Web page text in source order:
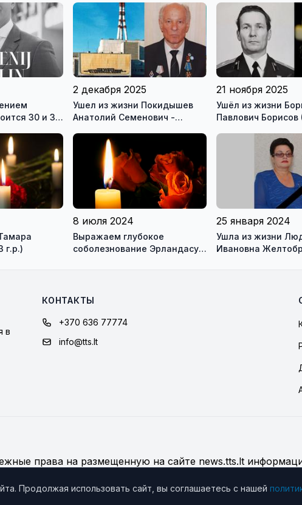
30 и 31
Апостола
2 декабря 2025
Ушел из жизни Покидышев
Анатолий Семенович -
электроцеха ИАЭС
21 ноября 2025
Ушёл из жизни
Павлович Борисов (1937 г.р.) -
г.р.)
8 июля 2024
Выражаем глубокое
соболезнование Эрландасу
25 января 2024
Ушла из жизни
Ивановна
в
КОНТАКТЫ
+370 636 77774
info@tts.lt
права на размещенную на сайте news.tts.lt
Продолжая использовать сайт, вы соглашаетесь с нашей